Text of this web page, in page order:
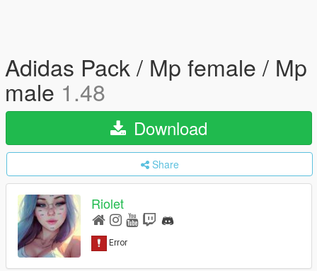
Adidas Pack / Mp female / Mp
male 1.48
Download
Share
Riolet